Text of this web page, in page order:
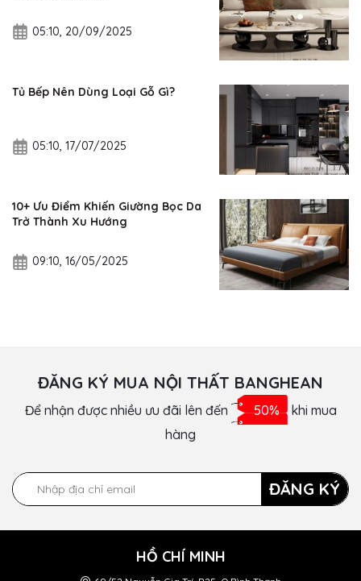
05:10, 20/09/2025
Tủ Bếp Nên Dùng Loại Gỗ Gì?
05:10, 17/07/2025
10+ Ưu Điểm Khiến Giường Bọc Da
Trở Thành Xu Hướng
09:10, 16/05/2025
ĐĂNG KÝ MUA NỘI THẤT BANGHEAN
Để nhận được nhiều ưu đãi lên đến 50% khi mua
hàng
ĐĂNG KÝ
HỒ CHÍ MINH